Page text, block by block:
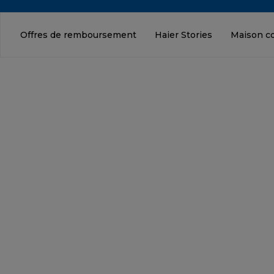
Offres de remboursement Haier Stories Maison